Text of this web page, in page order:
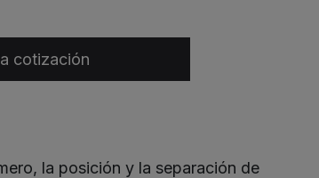
cotización
la posición y la separación de